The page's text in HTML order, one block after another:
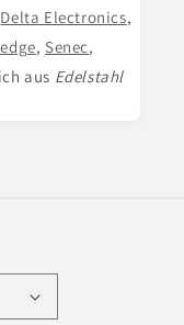
Delta Electronics,
, Senec,
aus Edelstahl